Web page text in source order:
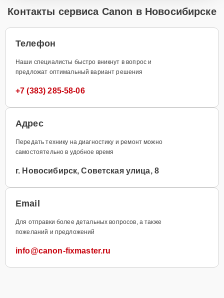
Контакты сервиса Canon в Новосибирске
Телефон
Наши специалисты быстро вникнут в вопрос и
предложат оптимальный вариант решения
+7 (383) 285-58-06
Адрес
Передать технику на диагностику и ремонт можно
самостоятельно в удобное время
г. Новосибирск, Советская улица, 8
Email
Для отправки более детальных вопросов, а также
пожеланий и предложений
info@canon-fixmaster.ru